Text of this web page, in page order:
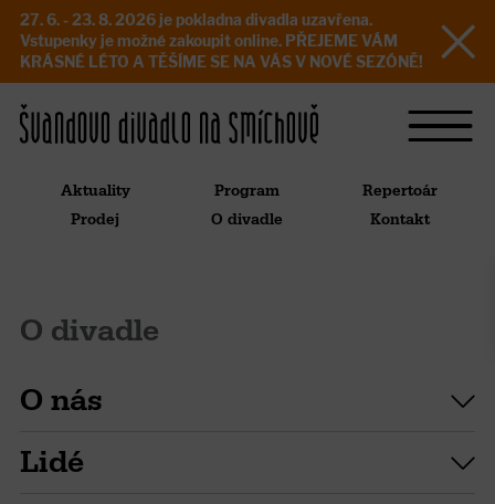
27. 6. - 23. 8. 2026 je pokladna divadla uzavřena.
Vstupenky je možné zakoupit online. PŘEJEME VÁM
KRÁSNÉ LÉTO A TĚŠÍME SE NA VÁS V NOVÉ SEZÓNĚ!
Aktuality Program
Repertoár
Prodej
O divadle Kontakt
O divadle
O nás
Lidé